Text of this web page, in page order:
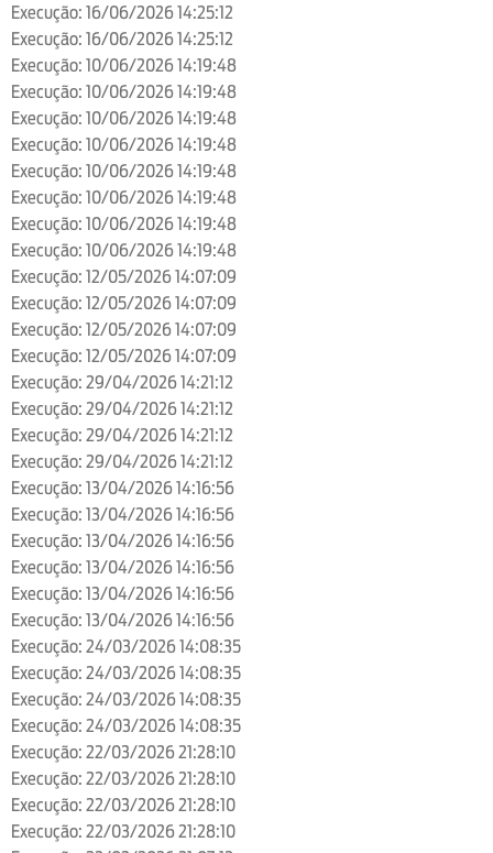
Execução: 16/06/2026 14:25:12
Execução: 16/06/2026 14:25:12
Execução: 10/06/2026 14:19:48
Execução: 10/06/2026 14:19:48
Execução: 10/06/2026 14:19:48
Execução: 10/06/2026 14:19:48
Execução: 10/06/2026 14:19:48
Execução: 10/06/2026 14:19:48
Execução: 10/06/2026 14:19:48
Execução: 10/06/2026 14:19:48
Execução: 12/05/2026 14:07:09
Execução: 12/05/2026 14:07:09
Execução: 12/05/2026 14:07:09
Execução: 12/05/2026 14:07:09
Execução: 29/04/2026 14:21:12
Execução: 29/04/2026 14:21:12
Execução: 29/04/2026 14:21:12
Execução: 29/04/2026 14:21:12
Execução: 13/04/2026 14:16:56
Execução: 13/04/2026 14:16:56
Execução: 13/04/2026 14:16:56
Execução: 13/04/2026 14:16:56
Execução: 13/04/2026 14:16:56
Execução: 13/04/2026 14:16:56
Execução: 24/03/2026 14:08:35
Execução: 24/03/2026 14:08:35
Execução: 24/03/2026 14:08:35
Execução: 24/03/2026 14:08:35
Execução: 22/03/2026 21:28:10
Execução: 22/03/2026 21:28:10
Execução: 22/03/2026 21:28:10
Execução: 22/03/2026 21:28:10